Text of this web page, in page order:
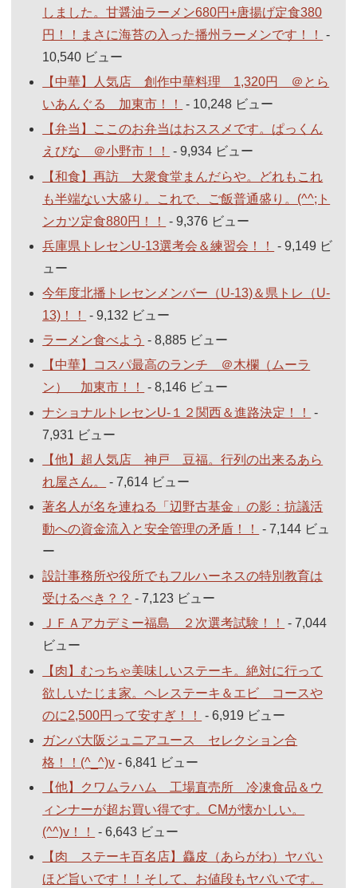
しました。甘醤油ラーメン680円+唐揚げ定食380
円！！まさに海苔の入った播州ラーメンです！！
-
10,540 ビュー
【中華】人気店 創作中華料理 1,320円 ＠とら
いあんぐる 加東市！！
- 10,248 ビュー
【弁当】ここのお弁当はおススメです。ぱっくん
えびな ＠小野市！！
- 9,934 ビュー
【和食】再訪 大衆食堂まんだらや。どれもこれ
も半端ない大盛り。これで、ご飯普通盛り。(^^;ト
ンカツ定食880円！！
- 9,376 ビュー
兵庫県トレセンU-13選考会＆練習会！！
- 9,149 ビ
ュー
今年度北播トレセンメンバー（U-13)＆県トレ（U-
13)！！
- 9,132 ビュー
ラーメン食べよう - 8,885 ビュー
【中華】コスパ最高のランチ ＠木欄（ムーラ
ン） 加東市！！
- 8,146 ビュー
ナショナルトレセンU-１２関西＆進路決定！！
-
7,931 ビュー
【他】超人気店 神戸 豆福。行列の出来るあら
れ屋さん。
- 7,614 ビュー
著名人が名を連ねる「辺野古基金」の影：抗議活
動への資金流入と安全管理の矛盾！！
- 7,144 ビュ
ー
設計事務所や役所でもフルハーネスの特別教育は
受けるべき？？ - 7,123 ビュー
ＪＦＡアカデミー福島 ２次選考試験！！
- 7,044
ビュー
【肉】むっちゃ美味しいステーキ。絶対に行って
欲しいたじま家。ヘレステーキ＆エビ コースや
のに2,500円って安すぎ！！
- 6,919 ビュー
ガンバ大阪ジュニアユース セレクション合
格！！(^_^)v - 6,841 ビュー
【他】クワムラハム 工場直売所 冷凍食品＆ウ
ィンナーが超お買い得です。CMが懐かしい。
(^^)v！！
- 6,643 ビュー
【肉 ステーキ百名店】麤皮（あらがわ）ヤバい
ほど旨いです！！そして、お値段もヤバいです。